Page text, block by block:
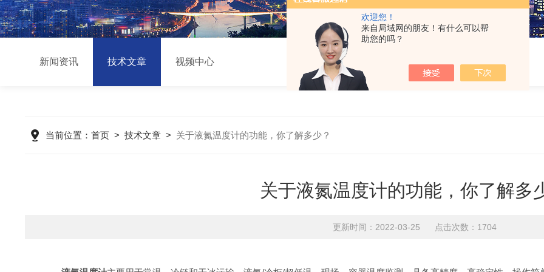
欢迎您！
来自局域网的朋友！有什么可以帮
助您的吗？
新闻资讯 技术文章 视频中心
当前位置： 首页> 技术文章> 关于液氮温度计的功能，你了解多少？
关于液氮温度计的功能，你了解多
更新时间：2022-03-25 点击次数：1704